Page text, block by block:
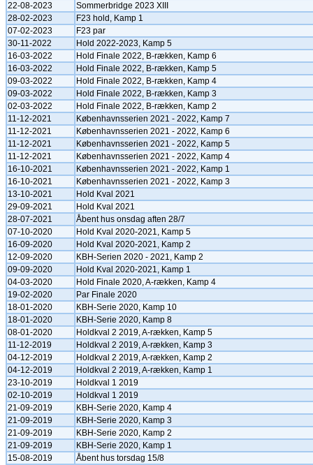
22-08-2023
Sommerbridge 2023 XIII
28-02-2023
F23 hold, Kamp 1
07-02-2023
F23 par
30-11-2022
Hold 2022-2023, Kamp 5
16-03-2022
Hold Finale 2022, B-rækken, Kamp 6
16-03-2022
Hold Finale 2022, B-rækken, Kamp 5
09-03-2022
Hold Finale 2022, B-rækken, Kamp 4
09-03-2022
Hold Finale 2022, B-rækken, Kamp 3
02-03-2022
Hold Finale 2022, B-rækken, Kamp 2
11-12-2021
Københavnsserien 2021 - 2022, Kamp 7
11-12-2021
Københavnsserien 2021 - 2022, Kamp 6
11-12-2021
Københavnsserien 2021 - 2022, Kamp 5
11-12-2021
Københavnsserien 2021 - 2022, Kamp 4
16-10-2021
Københavnsserien 2021 - 2022, Kamp 1
16-10-2021
Københavnsserien 2021 - 2022, Kamp 3
13-10-2021
Hold Kval 2021
29-09-2021
Hold Kval 2021
28-07-2021
Åbent hus onsdag aften 28/7
07-10-2020
Hold Kval 2020-2021, Kamp 5
16-09-2020
Hold Kval 2020-2021, Kamp 2
12-09-2020
KBH-Serien 2020 - 2021, Kamp 2
09-09-2020
Hold Kval 2020-2021, Kamp 1
04-03-2020
Hold Finale 2020, A-rækken, Kamp 4
19-02-2020
Par Finale 2020
18-01-2020
KBH-Serie 2020, Kamp 10
18-01-2020
KBH-Serie 2020, Kamp 8
08-01-2020
Holdkval 2 2019, A-rækken, Kamp 5
11-12-2019
Holdkval 2 2019, A-rækken, Kamp 3
04-12-2019
Holdkval 2 2019, A-rækken, Kamp 2
04-12-2019
Holdkval 2 2019, A-rækken, Kamp 1
23-10-2019
Holdkval 1 2019
02-10-2019
Holdkval 1 2019
21-09-2019
KBH-Serie 2020, Kamp 4
21-09-2019
KBH-Serie 2020, Kamp 3
21-09-2019
KBH-Serie 2020, Kamp 2
21-09-2019
KBH-Serie 2020, Kamp 1
15-08-2019
Åbent hus torsdag 15/8